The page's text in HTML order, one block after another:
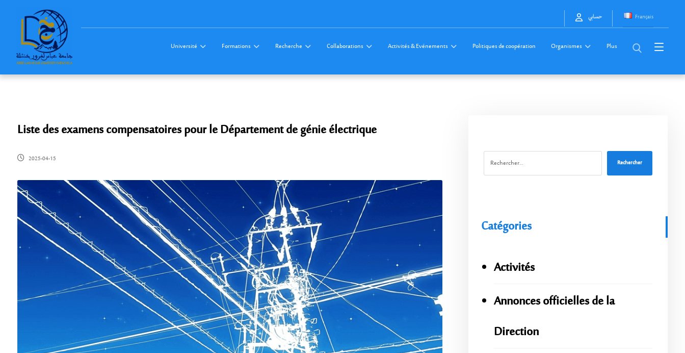
Français حسابي
Université Formations Recherche Collaborations Activités & Evénements Politiques de coopération Organismes Plus
Liste des examens compensatoires pour le Département de génie électrique
2025-04-15 Rechercher
Catégories
Activités
Annonces officielles de la
Direction